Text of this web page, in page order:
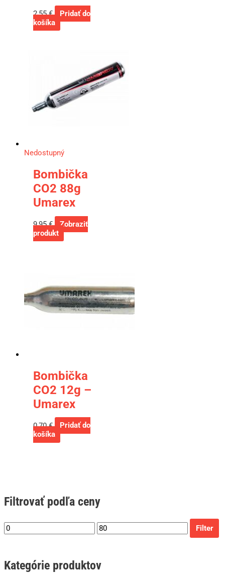
Filtrovať podľa ceny
Filter
Kategórie produktov
2,55€
Pridať do
košíka
Nedostupný
Bombička
CO2 88g
Umarex
9,95€
Zobraziť
produkt
Bombička
CO2 12g –
Umarex
0,70€
Pridať do
košíka